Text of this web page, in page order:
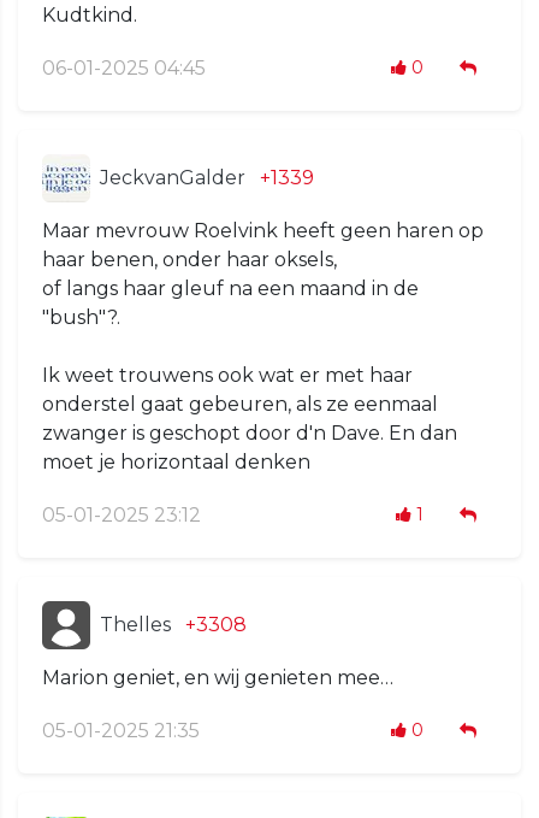
Kudtkind.
06-01-2025 04:45 0
JeckvanGalder +1339
Maar mevrouw Roelvink heeft geen haren op
haar benen, onder haar oksels,
of langs haar gleuf na een maand in de
"bush"?.
Ik weet trouwens ook wat er met haar
onderstel gaat gebeuren, als ze eenmaal
zwanger is geschopt door d'n Dave. En dan
moet je horizontaal denken
05-01-2025 23:12 1
Thelles +3308
Marion geniet, en wij genieten mee…
05-01-2025 21:35 0